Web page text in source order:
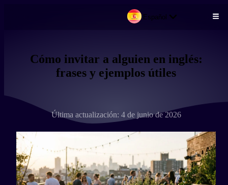
Español
Cómo invitar a alguien en inglés:
frases y ejemplos útiles
Última actualización: 4 de junio de 2026